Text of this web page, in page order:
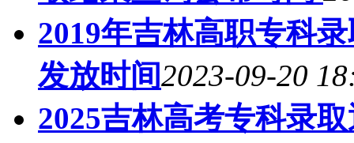
2019年吉林高职专科
发放时间2023-09-20
2025吉林高考专科录